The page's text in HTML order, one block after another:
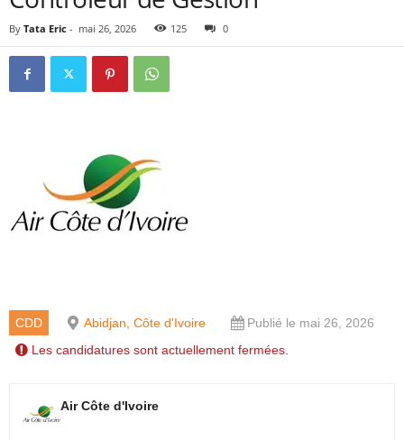
By Tata Eric - mai 26, 2026 125 0
CDD Abidjan, Côte d'Ivoire
Publié le mai 26, 2026
Les candidatures sont actuellement fermées.
Air Côte d'Ivoire